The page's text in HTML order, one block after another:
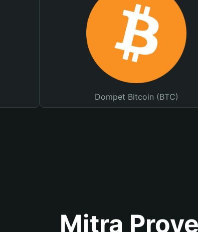
Dompet Bitcoin (BTC)
Mitra